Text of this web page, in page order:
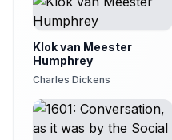
Klok van Meester
Humphrey
Charles Dickens